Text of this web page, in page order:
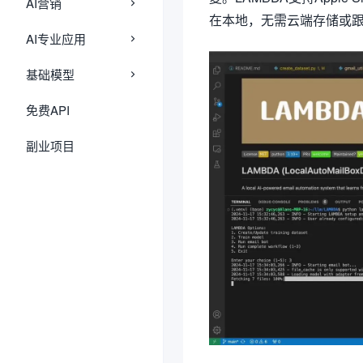
AI专业应用
基础模型
免费API
副业项目
在本地，无需云端存储或